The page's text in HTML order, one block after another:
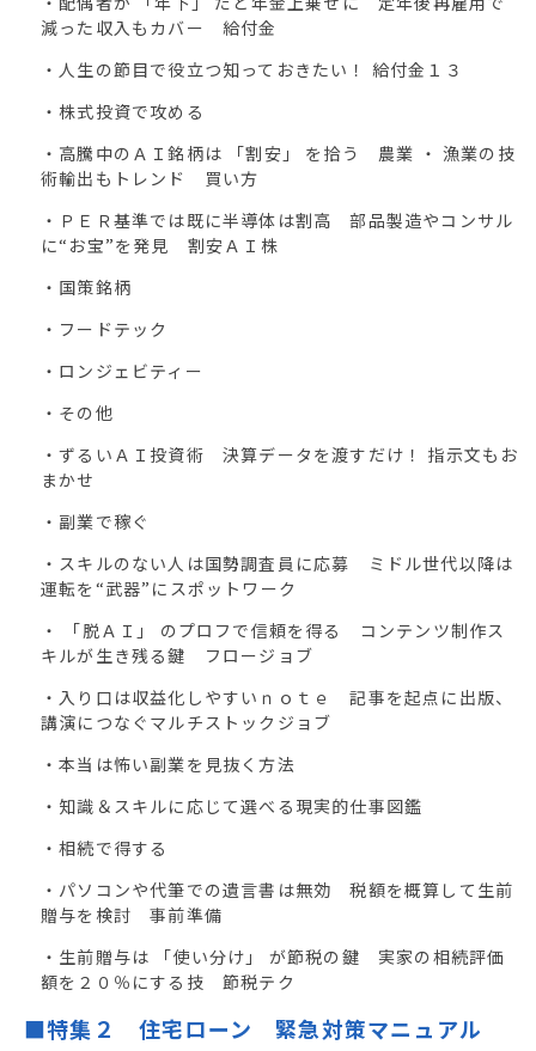
減った収入もカバー 給付金
・人生の節目で役立つ知っておきたい！ 給付金１３
・株式投資で攻める
・高騰中のＡＩ銘柄は 「割安」 を拾う 農業 ・ 漁業の技
術輸出もトレンド 買い方
・ＰＥＲ基準では既に半導体は割高 部品製造やコンサル
に“お宝”を発見 割安ＡＩ株
・国策銘柄
・フードテック
・ロンジェビティー
・その他
・ずるいＡＩ投資術 決算データを渡すだけ！ 指示文もお
まかせ
・副業で稼ぐ
・スキルのない人は国勢調査員に応募 ミドル世代以降は
運転を“武器”にスポットワーク
・ 「脱ＡＩ」 のプロフで信頼を得る コンテンツ制作ス
キルが生き残る鍵 フロージョブ
・入り口は収益化しやすいｎｏｔｅ 記事を起点に出版、
講演につなぐマルチストックジョブ
・本当は怖い副業を見抜く方法
・知識＆スキルに応じて選べる現実的仕事図鑑
・相続で得する
・パソコンや代筆での遺言書は無効 税額を概算して生前
贈与を検討 事前準備
・生前贈与は 「使い分け」 が節税の鍵 実家の相続評価
額を２０％にする技 節税テク
■特集２ 住宅ローン 緊急対策マニュアル